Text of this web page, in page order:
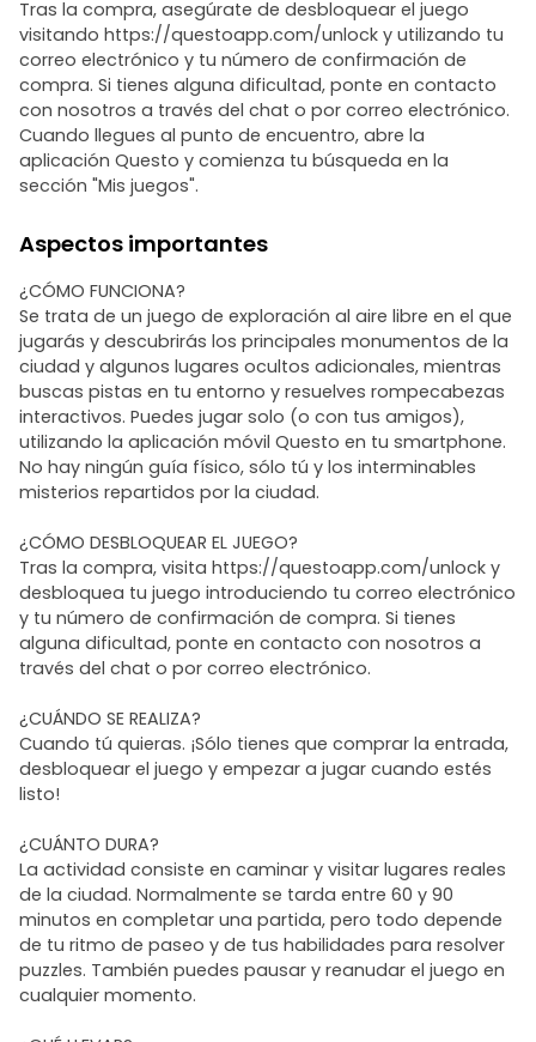
Tras la compra, asegúrate de desbloquear el juego
visitando https://questoapp.com/unlock y utilizando tu
correo electrónico y tu número de confirmación de
compra. Si tienes alguna dificultad, ponte en contacto
con nosotros a través del chat o por correo electrónico.
Cuando llegues al punto de encuentro, abre la
aplicación Questo y comienza tu búsqueda en la
sección "Mis juegos".
Aspectos importantes
¿CÓMO FUNCIONA?
Se trata de un juego de exploración al aire libre en el que
jugarás y descubrirás los principales monumentos de la
ciudad y algunos lugares ocultos adicionales, mientras
buscas pistas en tu entorno y resuelves rompecabezas
interactivos. Puedes jugar solo (o con tus amigos),
utilizando la aplicación móvil Questo en tu smartphone.
No hay ningún guía físico, sólo tú y los interminables
misterios repartidos por la ciudad.
¿CÓMO DESBLOQUEAR EL JUEGO?
Tras la compra, visita https://questoapp.com/unlock y
desbloquea tu juego introduciendo tu correo electrónico
y tu número de confirmación de compra. Si tienes
alguna dificultad, ponte en contacto con nosotros a
través del chat o por correo electrónico.
¿CUÁNDO SE REALIZA?
Cuando tú quieras. ¡Sólo tienes que comprar la entrada,
desbloquear el juego y empezar a jugar cuando estés
listo!
¿CUÁNTO DURA?
La actividad consiste en caminar y visitar lugares reales
de la ciudad. Normalmente se tarda entre 60 y 90
minutos en completar una partida, pero todo depende
de tu ritmo de paseo y de tus habilidades para resolver
puzzles. También puedes pausar y reanudar el juego en
cualquier momento.